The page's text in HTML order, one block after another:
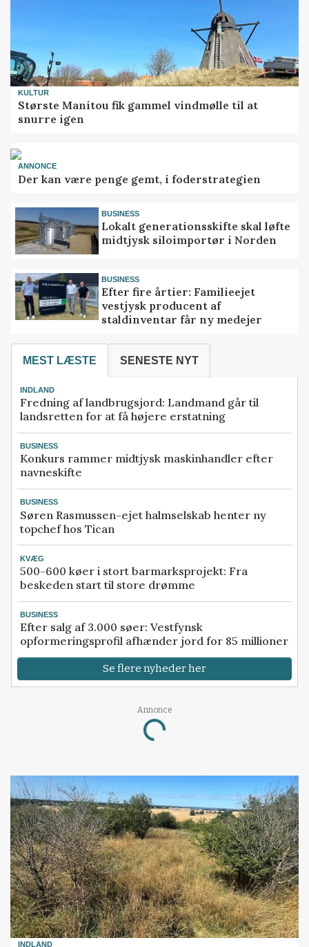
KULTUR
Største Manitou fik gammel vindmølle til at
snurre igen
ANNONCE
Der kan være penge gemt, i foderstrategien
BUSINESS
Lokalt generationsskifte skal løfte
midtjysk siloimportør i Norden
BUSINESS
Efter fire årtier: Familieejet
vestjysk producent af
staldinventar får ny medejer
MEST LÆSTE SENESTE NYT
INDLAND
Fredning af landbrugsjord: Landmand går til
landsretten for at få højere erstatning
BUSINESS
Konkurs rammer midtjysk maskinhandler efter
navneskifte
BUSINESS
Søren Rasmussen-ejet halmselskab henter ny
topchef hos Tican
KVÆG
500-600 køer i stort barmarksprojekt: Fra
beskeden start til store drømme
BUSINESS
Efter salg af 3.000 søer: Vestfynsk
opformeringsprofil afhænder jord for 85 millioner
Se flere nyheder her
Annonce
Loading...
INDLAND